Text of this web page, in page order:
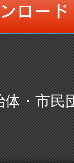
ロード
・市民